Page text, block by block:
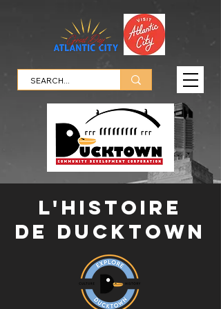
l'histoire
de Ducktown